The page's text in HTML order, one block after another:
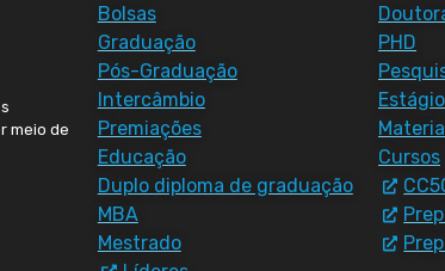
meio de
Bolsas
Graduação
Pós-Graduação
Intercâmbio
Premiações
Educação
Duplo diploma de graduação
MBA
Mestrado
PHD
Cursos